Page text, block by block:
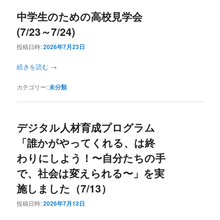
中学生のための高校見学会
(7/23～7/24)
投稿日時:2026年7月23日
続きを読む →
カテゴリー:未分類
デジタル人材育成プログラム
「誰かがやってくれる、は終
わりにしよう！〜自分たちの手
で、社会は変えられる〜」を実
施しました（7/13）
投稿日時:2026年7月13日